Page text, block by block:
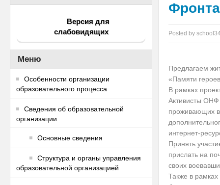
Posted by
Предлагаем
«Памяти
В рамках
Активисты ОНФ
проживающих в
интернет-
Принять
прислать на
своих
Также в
Версия для
слабовидящих
Меню
Особенности организации
образовательного процесса
Сведения об образовательной
организации
Основные сведения
Структура и органы управления
образовательной организацией